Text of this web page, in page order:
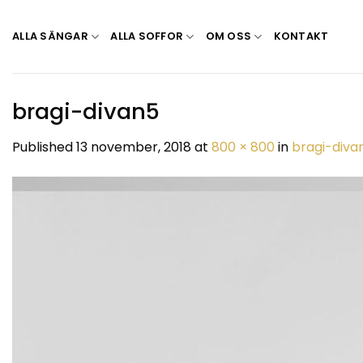
ALLA SÄNGAR ALLA SOFFOR OM OSS KONTAKT
bragi-divan5
Published13 november, 2018at 800 × 800 in bragi-